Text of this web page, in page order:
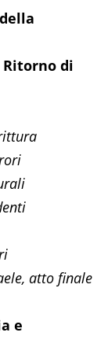
di
atto finale
e